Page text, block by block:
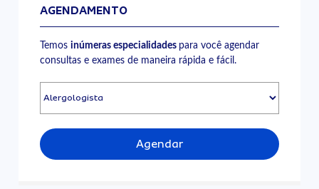
AGENDAMENTO
Temosinúmeras especialidades para você agendar
consultas e exames de maneira rápida e fácil.
Agendar